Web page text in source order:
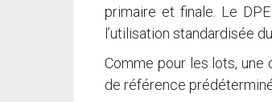
primaire et finale. Le
l’utilisation standardisée
Comme pour les lots,
de référence